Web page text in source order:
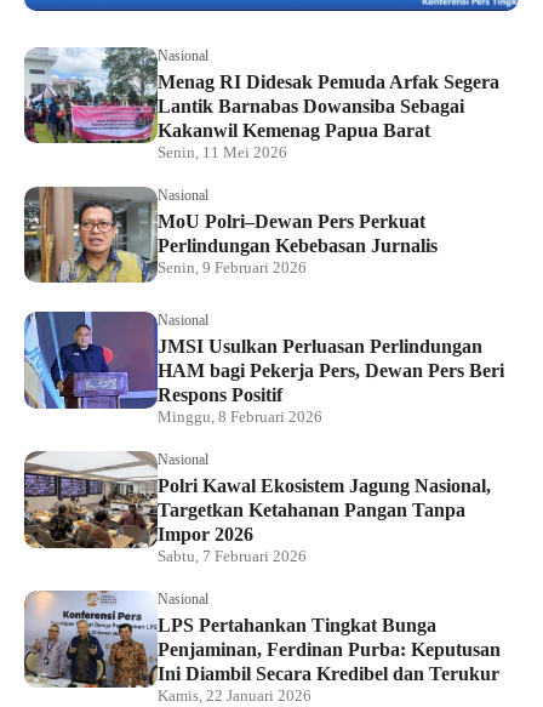
Nasional
Menag RI Didesak Pemuda Arfak Segera
Lantik Barnabas Dowansiba Sebagai
Kakanwil Kemenag Papua Barat
Senin, 11 Mei 2026
Nasional
MoU Polri–Dewan Pers Perkuat
Perlindungan Kebebasan Jurnalis
Senin, 9 Februari 2026
Nasional
JMSI Usulkan Perluasan Perlindungan
HAM bagi Pekerja Pers, Dewan Pers Beri
Respons Positif
Minggu, 8 Februari 2026
Nasional
Polri Kawal Ekosistem Jagung Nasional,
Targetkan Ketahanan Pangan Tanpa
Impor 2026
Sabtu, 7 Februari 2026
Nasional
LPS Pertahankan Tingkat Bunga
Penjaminan, Ferdinan Purba: Keputusan
Ini Diambil Secara Kredibel dan Terukur
Kamis, 22 Januari 2026